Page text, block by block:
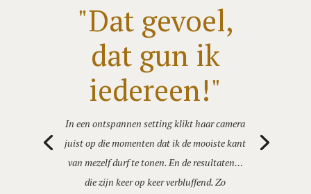
"Dat gevoel,
dat gun ik
iedereen!"
In een ontspannen setting klikt haar camera
juist op die momenten dat ik de mooiste kant
van mezelf durf te tonen. En de resultaten…
die zijn keer op keer verbluffend. Zo